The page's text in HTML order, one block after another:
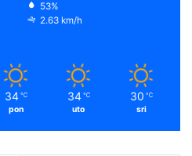
r
y
53%
2.63 km/h
34 ℃
pon
34 ℃
uto
30 ℃
sri